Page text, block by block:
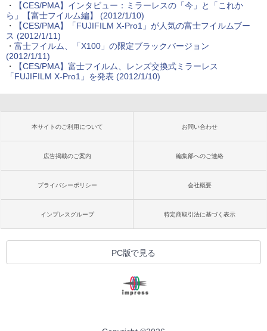
・
【CES/PMA】インタビュー：ミラーレスの「今」と「これか
ら」【富士フイルム編】 (2012/1/10)
・
【CES/PMA】「FUJIFILM X-Pro1」が人気の富士フイルムブー
ス (2012/1/11)
・ 富士フイルム、「X100」の限定ブラックバージョン
(2012/1/11)
・
【CES/PMA】富士フイルム、レンズ交換式ミラーレス
「FUJIFILM X-Pro1」を発表 (2012/1/10)
本サイトのご利用について お問い合わせ
広告掲載のご案内 編集部へのご連絡
プライバシーポリシー 会社概要
インプレスグループ 特定商取引法に基づく表示
PC版で見る